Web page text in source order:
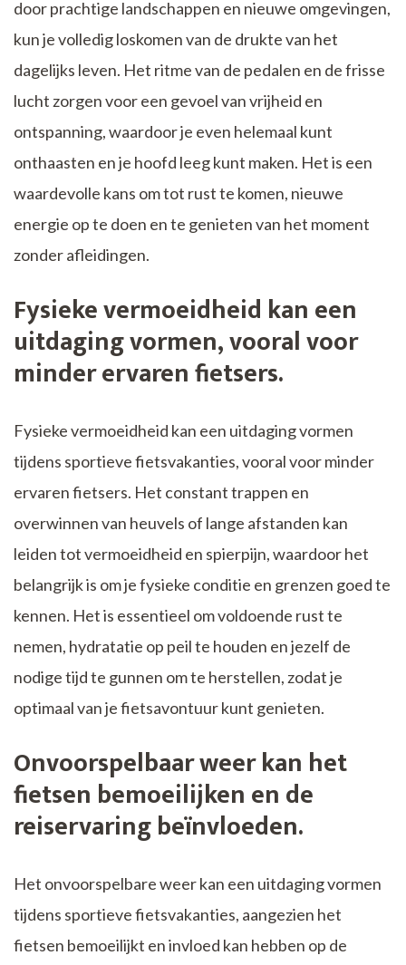
door prachtige landschappen en nieuwe omgevingen,
kun je volledig loskomen van de drukte van het
dagelijks leven. Het ritme van de pedalen en de frisse
lucht zorgen voor een gevoel van vrijheid en
ontspanning, waardoor je even helemaal kunt
onthaasten en je hoofd leeg kunt maken. Het is een
waardevolle kans om tot rust te komen, nieuwe
energie op te doen en te genieten van het moment
zonder afleidingen.
Fysieke vermoeidheid kan een
uitdaging vormen, vooral voor
minder ervaren fietsers.
Fysieke vermoeidheid kan een uitdaging vormen
tijdens sportieve fietsvakanties, vooral voor minder
ervaren fietsers. Het constant trappen en
overwinnen van heuvels of lange afstanden kan
leiden tot vermoeidheid en spierpijn, waardoor het
belangrijk is om je fysieke conditie en grenzen goed te
kennen. Het is essentieel om voldoende rust te
nemen, hydratatie op peil te houden en jezelf de
nodige tijd te gunnen om te herstellen, zodat je
optimaal van je fietsavontuur kunt genieten.
Onvoorspelbaar weer kan het
fietsen bemoeilijken en de
reiservaring beïnvloeden.
Het onvoorspelbare weer kan een uitdaging vormen
tijdens sportieve fietsvakanties, aangezien het
fietsen bemoeilijkt en invloed kan hebben op de